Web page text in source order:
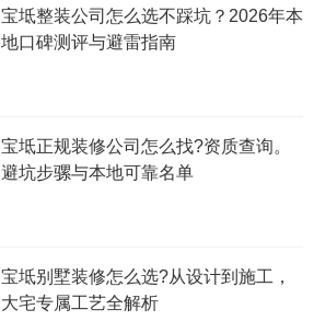
宝坻整装公司怎么选不踩坑？2026年本
地口碑测评与避雷指南
宝坻正规装修公司怎么找?资质查询。
避坑步骡与本地可靠名单
宝坻别墅装修怎么选?从设计到施工，
大宅专属工艺全解析